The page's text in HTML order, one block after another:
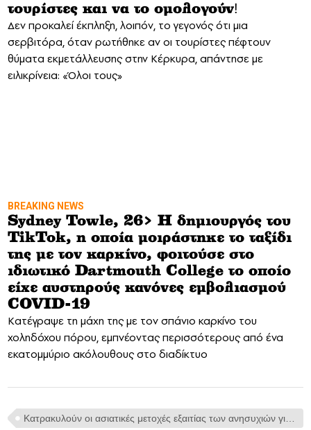
τουρίστες και να το ομολογούν!
Δεν προκαλεί έκπληξη, λοιπόν, το γεγονός ότι μια
σερβιτόρα, όταν ρωτήθηκε αν οι τουρίστες πέφτουν
θύματα εκμετάλλευσης στην Κέρκυρα, απάντησε με
ειλικρίνεια: «Όλοι τους»
BREAKING NEWS
Sydney Towle, 26> Η δημιουργός του
TikTok, η οποία μοιράστηκε το ταξίδι
της με τον καρκίνο, φοιτούσε στο
ιδιωτικό Dartmouth College το οποίο
είχε αυστηρούς κανόνες εμβολιασμού
COVID-19
Kατέγραψε τη μάχη της με τον σπάνιο καρκίνο του
χοληδόχου πόρου, εμπνέοντας περισσότερους από ένα
εκατομμύριο ακόλουθους στο διαδίκτυο